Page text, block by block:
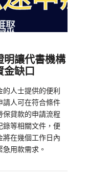
明讓代書機構
金缺口
人士提供的便利
請人可在符合條件
保貸款的申請流程
錄等相關文件，便
將在幾個工作日內
用款需求。